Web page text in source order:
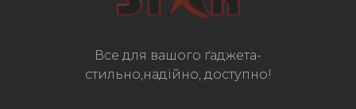
Все для вашого ґаджета-
стильно,надійно, доступно!